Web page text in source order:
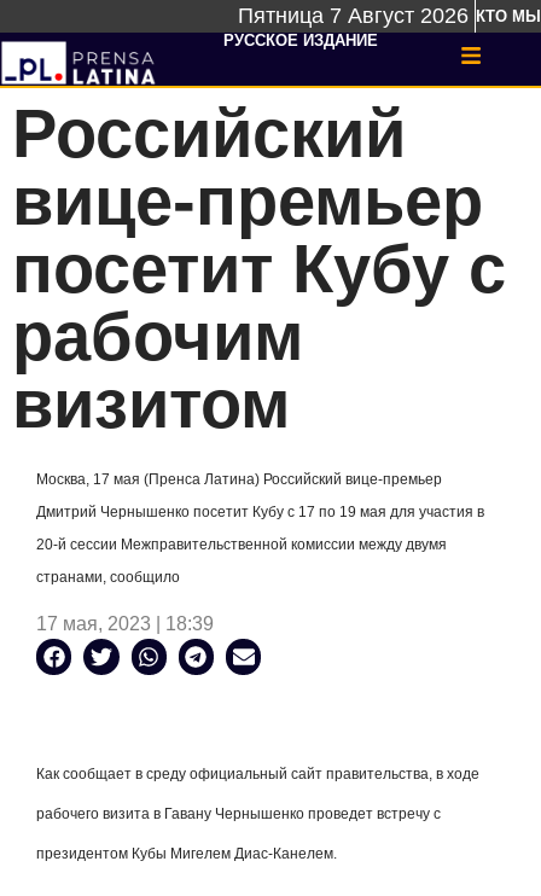
Пятница 7 Август 2026 КТО МЫ
РУССКОЕ ИЗДАНИЕ
Российский
вице-премьер
посетит Кубу с
рабочим
визитом
Москва, 17 мая (Пренса Латина) Российский вице-премьер
Дмитрий Чернышенко посетит Кубу с 17 по 19 мая для участия в
20-й сессии Межправительственной комиссии между двумя
странами, сообщило
17 мая, 2023 | 18:39
Как сообщает в среду официальный сайт правительства, в ходе
рабочего визита в Гавану Чернышенко проведет встречу с
президентом Кубы Мигелем Диас-Канелем.